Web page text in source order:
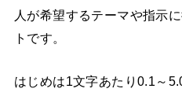
人が希望するテーマや指示
トです。
はじめは1文字あたり0.1～